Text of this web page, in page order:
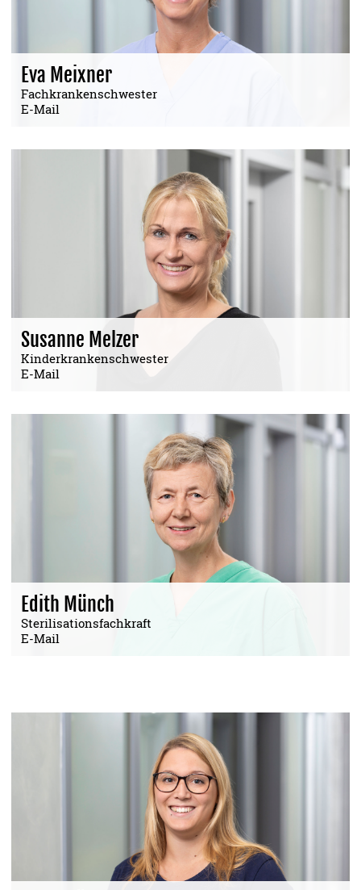
Eva Meixner
Fachkrankenschwester
E-Mail
Susanne Melzer
Kinderkrankenschwester
E-Mail
Edith Münch
Sterilisationsfachkraft
E-Mail